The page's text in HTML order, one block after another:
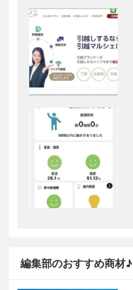
編集部のおすすめ商材♪